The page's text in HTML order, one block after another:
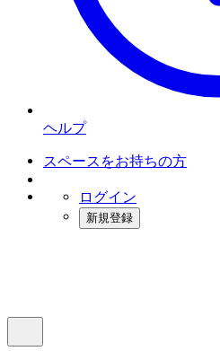
ヘルプ
スペースをお持ちの方
ログイン
新規登録